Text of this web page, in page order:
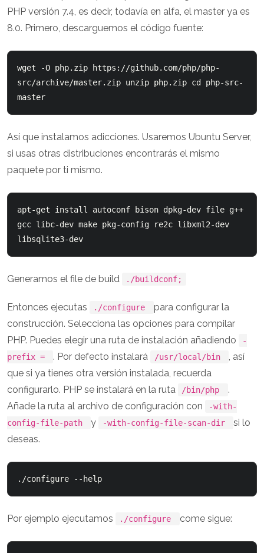
PHP versión 7.4, es decir, todavía en alfa, el master ya es
8.0. Primero, descarguemos el código fuente:
wget -O php.zip https://github.com/php/php-
src/archive/master.zip unzip php.zip cd php-src-
Así que instalamos adicciones. Usaremos Ubuntu Server,
si usas otras distribuciones encontrarás el mismo
paquete por ti mismo.
apt-get install autoconf bison dpkg-dev file g++
gcc libc-dev make pkg-config re2c libxml2-dev
Generamos el file de build ./buildconf;
Entonces ejecutas ./configure
para configurar la
construcción. Selecciona las opciones para compilar
PHP. Puedes elegir una ruta de instalación añadiendo
-
prefix =
. Por defecto instalará /usr/local/bin
, así
que si ya tienes otra versión instalada, recuerda
configurarlo. PHP se instalará en la ruta
/bin/php
.
Añade la ruta al archivo de configuración con
-with-
config-file-path
y -with-config-file-scan-dir
si lo
deseas.
Por ejemplo ejecutamos ./configure come sigue: